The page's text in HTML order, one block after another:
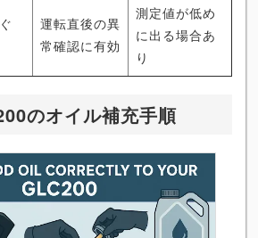
運転直後の異
常確認に有効
測定値が低め
に出る場合あ
り
のオイル補充手順